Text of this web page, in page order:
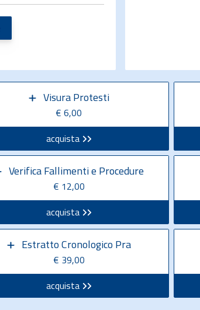
Visura Protesti
€ 6,00
acquista
Verifica Fallimenti e Procedure
€ 12,00
acquista
Estratto Cronologico Pra
€ 39,00
acquista